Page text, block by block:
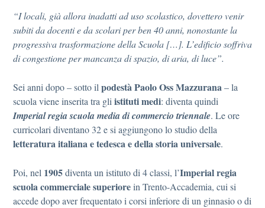
“I locali, già allora inadatti ad uso scolastico, dovettero venir
subiti da docenti e da scolari per ben 40 anni, nonostante la
progressiva trasformazione della Scuola […]. L’edificio soffriva
di congestione per mancanza di spazio, di aria, di luce”.
Sei anni dopo – sotto il podestàPaolo Oss Mazzurana– la
scuola viene inserita tra gli istituti medi: diventa quindi
Imperial regia scuola media di commercio triennale. Le ore
curricolari diventano 32 e si aggiungono lo studio della
letteratura italiana e tedesca e della storia universale.
Poi, nel 1905diventa un istituto di 4 classi, l’Imperial regia
scuola commerciale superiorein Trento-Accademia, cui si
accede dopo aver frequentato i corsi inferiore di un ginnasio o di